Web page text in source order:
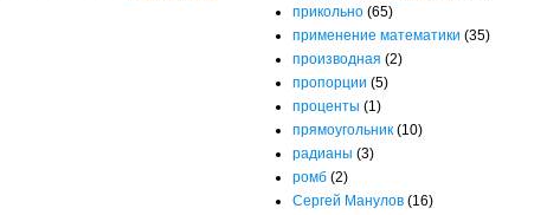
прикольно (65)
применение математики (35)
производная (2)
пропорции (5)
проценты (1)
прямоугольник (10)
радианы (3)
ромб (2)
Сергей Манулов (16)